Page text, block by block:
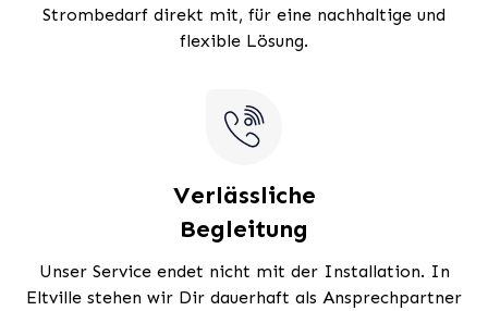
Strombedarf direkt mit, für eine nachhaltige und
flexible Lösung.
Verlässliche
Begleitung
Unser Service endet nicht mit der Installation. In
Eltville stehen wir Dir dauerhaft als Ansprechpartner